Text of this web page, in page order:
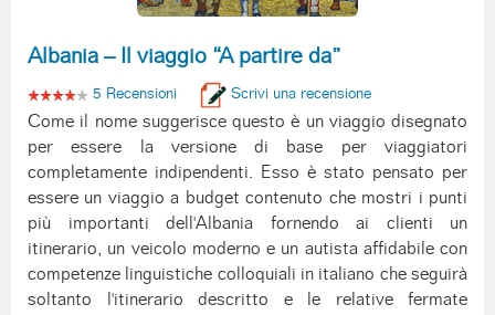
Albania – Il viaggio “A partire da”
5 Recensioni Scrivi una recensione
Come il nome suggerisce questo è un viaggio disegnato
per essere la versione di base per viaggiatori
completamente indipendenti. Esso è stato pensato per
essere un viaggio a budget contenuto che mostri i punti
più importanti dell'Albania fornendo ai clienti un
itinerario, un veicolo moderno e un autista affidabile con
competenze linguistiche colloquiali in italiano che seguirà
soltanto l'itinerario descritto e le relative fermate